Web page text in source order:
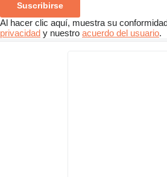
Suscribirse
Al hacer clic aquí, muestra su
privacidad y nuestro acuerdo del usuario.